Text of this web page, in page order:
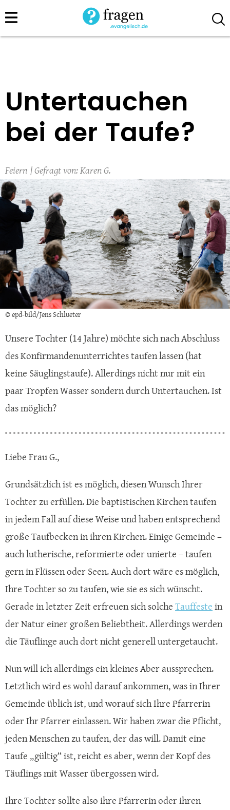
Direkt
zum
Untertauchen
bei der Taufe?
Feiern Karen G.
© epd-bild/Jens Schlueter
Unsere Tochter (14 Jahre) möchte sich nach Abschluss
des Konfirmandenunterrichtes taufen lassen (hat
keine Säuglingstaufe). Allerdings nicht nur mit ein
paar Tropfen Wasser sondern durch Untertauchen. Ist
das möglich?
Liebe Frau G.,
Grundsätzlich ist es möglich, diesen Wunsch Ihrer
Tochter zu erfüllen. Die baptistischen Kirchen taufen
in jedem Fall auf diese Weise und haben entsprechend
große Taufbecken in ihren Kirchen. Einige Gemeinde –
auch lutherische, reformierte oder unierte – taufen
gern in Flüssen oder Seen. Auch dort wäre es möglich,
Ihre Tochter so zu taufen, wie sie es sich wünscht.
Gerade in letzter Zeit erfreuen sich solcheTauffestein
der Natur einer großen Beliebtheit. Allerdings werden
die Täuflinge auch dort nicht generell untergetaucht.
Nun will ich allerdings ein kleines Aber aussprechen.
Letztlich wird es wohl darauf ankommen, was in Ihrer
Gemeinde üblich ist, und worauf sich Ihre Pfarrerin
oder Ihr Pfarrer einlassen. Wir haben zwar die Pflicht,
jeden Menschen zu taufen, der das will. Damit eine
Taufe „gültig“ ist, reicht es aber, wenn der Kopf des
Täuflings mit Wasser übergossen wird.
Ihre Tochter sollte also ihre Pfarrerin oder ihren